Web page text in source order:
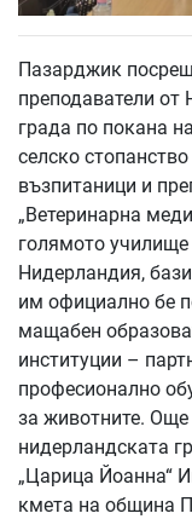
Пазарджик
преподаватели от
града по покана
селско
възпитаници и
„Ветеринарна
голямото
Нидерландия,
им официално бе
мащабен
институции –
професионално
за животните. Още
нидерландската
„Царица Йоанна“
кмета на община